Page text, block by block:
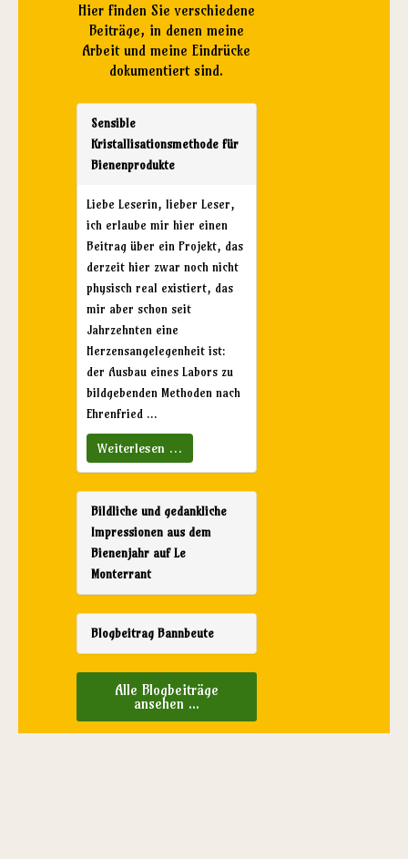
Hier finden Sie verschiedene
Beiträge, in denen meine
Arbeit und meine Eindrücke
dokumentiert sind.
Sensible
Kristallisationsmethode für
Bienenprodukte
Liebe Leserin, lieber Leser,
ich erlaube mir hier einen
Beitrag über ein Projekt, das
derzeit hier zwar noch nicht
physisch real existiert, das
mir aber schon seit
Jahrzehnten eine
Herzensangelegenheit ist:
der Ausbau eines Labors zu
bildgebenden Methoden nach
Ehrenfried ...
Weiterlesen …
Bildliche und gedankliche
Impressionen aus dem
Bienenjahr auf Le
Monterrant
Blogbeitrag Bannbeute
Alle Blogbeiträge
ansehen ...